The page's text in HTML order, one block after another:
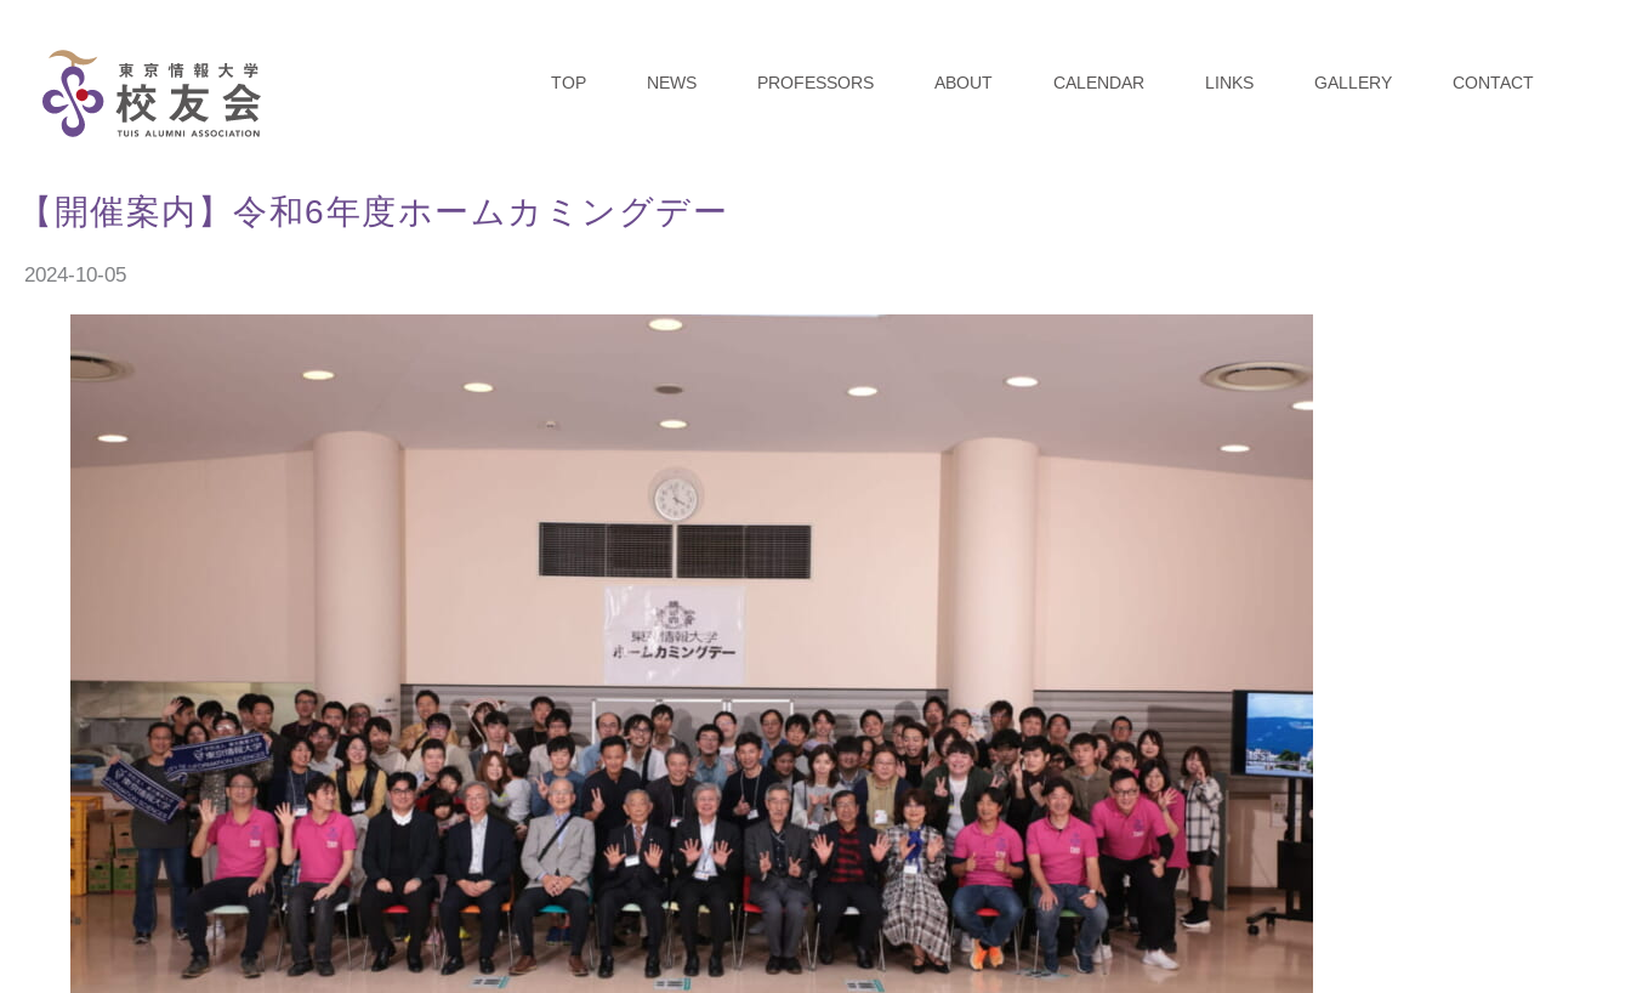
content
TOP NEWS PROFESSORS ABOUT CALENDAR LINKS GALLERY CONTACT
【開催案内】令和6年度ホームカミングデー
2024-10-05